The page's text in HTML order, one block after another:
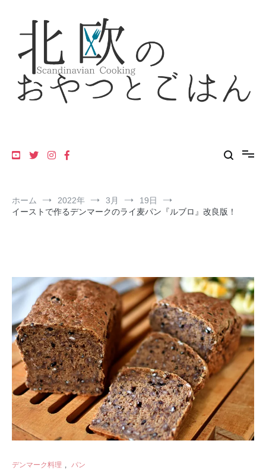
ホーム 2022年 3月
19日
イーストで作るデンマークのライ麦パン『ルブロ』改良版！
デンマーク料理 , パン